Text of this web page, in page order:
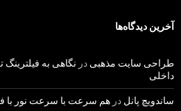
آخرین دیدگاه‌ها
طراحی سایت مذهبی در نگاهی به فیلترینگ
داخلی
ساندویچ پانل در هم سرعت با سرعت نور با